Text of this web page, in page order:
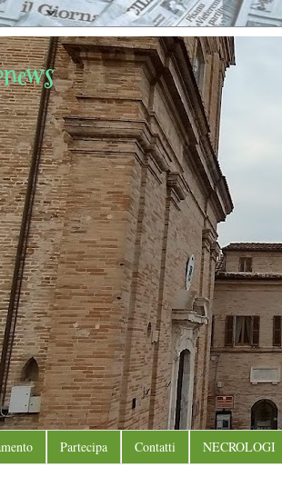
Partecipa Contatti NECROLOGI